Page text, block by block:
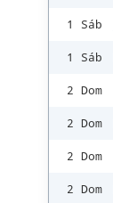
1 Sáb
1 Sáb
2 Dom
2 Dom
2 Dom
2 Dom